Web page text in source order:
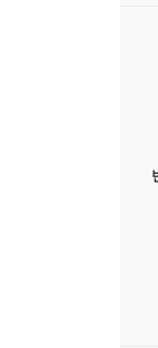
사
특
단
것
두
옮
고
대
마